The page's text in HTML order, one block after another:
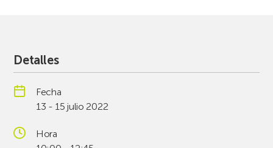
Detalles
Fecha
13 - 15 julio 2022
Hora